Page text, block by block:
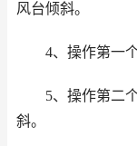
风台倾斜。
4、操作第一
5、操作第二
斜。